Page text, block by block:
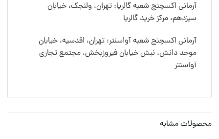
آرمانی اکسچنج شعبه گالریا: تهران، ولنجک، خیابان
سیزدهم، مرکز خرید گالریا
آرمانی اکسچنج شعبه آواسنتر: تهران، اقدسیه، خیابان
موحد دانش، نبش خیابان فیروزبخش، مجتمع تجاری
آواسنتر
محصولات مشابه